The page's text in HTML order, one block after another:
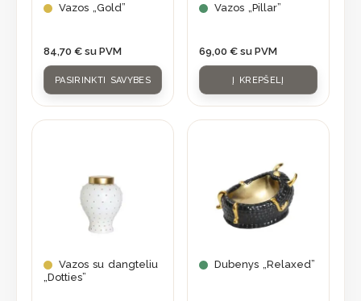
Vazos „Gold”
84,70 € su PVM
PASIRINKTI SAVYBES
may
chosen
on
the
product
page
Vazos „Pillar”
69,00 € su PVM
Į KREPŠELĮ
Vazos su dangteliu
„Dotties”
Dubenys „Relaxed”